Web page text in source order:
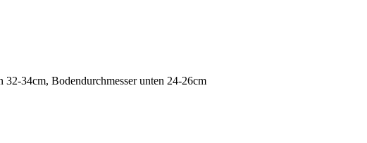
34cm, Bodendurchmesser unten 24-26cm